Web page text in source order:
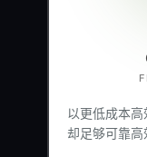
以更低成本高
却足够可靠高